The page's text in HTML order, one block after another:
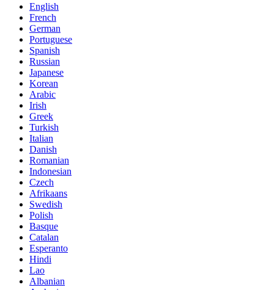
English
French
German
Portuguese
Spanish
Russian
Japanese
Korean
Arabic
Irish
Greek
Turkish
Italian
Danish
Romanian
Indonesian
Czech
Afrikaans
Swedish
Polish
Basque
Catalan
Esperanto
Hindi
Lao
Albanian